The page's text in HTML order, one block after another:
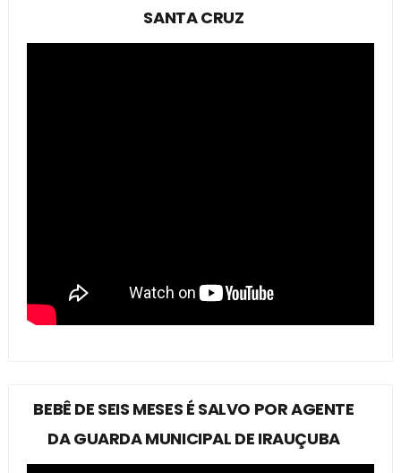
SANTA CRUZ
BEBÊ DE SEIS MESES É SALVO POR AGENTE
DA GUARDA MUNICIPAL DE IRAUÇUBA